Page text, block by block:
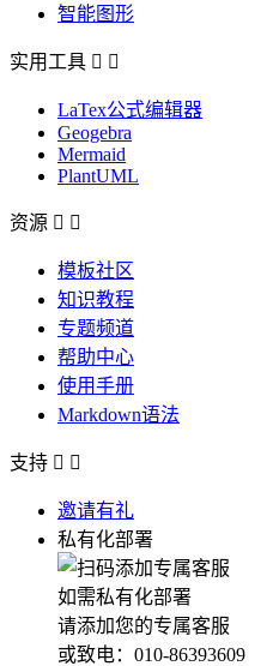
智能图形
实用工具  
LaTex公式编辑器
Geogebra
Mermaid
PlantUML
资源  
模板社区
知识教程
专题频道
帮助中心
使用手册
Markdown语法
支持  
邀请有礼
私有化部署
如需私有化部署
请添加您的专属客服
或致电：010-86393609